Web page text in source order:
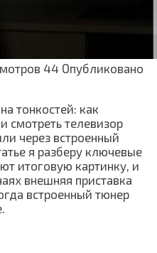
44 Опубликовано
тонкостей: как
смотреть телевизор
через встроенный
я разберу ключевые
итоговую картинку, и
внешняя приставка
встроенный тюнер